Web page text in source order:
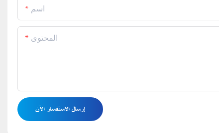
اسم
المحتوى
إرسال الاستفسار الآن